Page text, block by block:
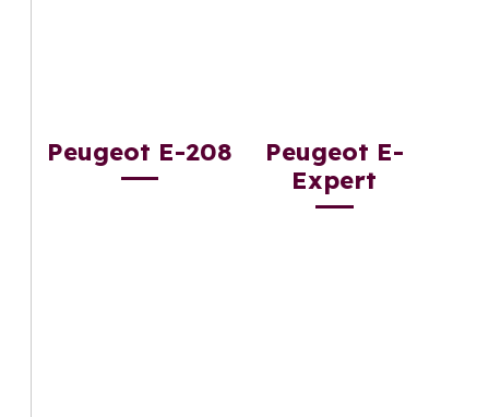
Peugeot E-208
Peugeot E-
Expert